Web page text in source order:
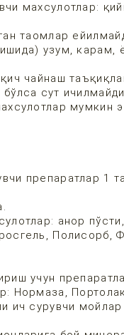
махсулотлар:
таомлар
узум, карам,
чайнаш
сут
мумкин
препаратлар 1
анор
Полисорб,
учун
Нормаза,
ич сурувчи